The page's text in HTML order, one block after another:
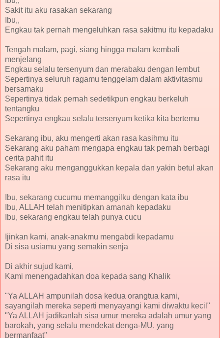
Sakit itu aku rasakan sekarang
Ibu,,
Engkau tak pernah mengeluhkan rasa sakitmu itu kepadaku
Tengah malam, pagi, siang hingga malam kembali
menjelang
Engkau selalu tersenyum dan merabaku dengan lembut
Sepertinya seluruh ragamu tenggelam dalam aktivitasmu
bersamaku
Sepertinya tidak pernah sedetikpun engkau berkeluh
tentangku
Sepertinya engkau selalu tersenyum ketika kita bertemu
Sekarang ibu, aku mengerti akan rasa kasihmu itu
Sekarang aku paham mengapa engkau tak pernah berbagi
cerita pahit itu
Sekarang aku menganggukkan kepala dan yakin betul akan
rasa itu
Ibu, sekarang cucumu memanggilku dengan kata ibu
Ibu, ALLAH telah menitipkan amanah kepadaku
Ibu, sekarang engkau telah punya cucu
Ijinkan kami, anak-anakmu mengabdi kepadamu
Di sisa usiamu yang semakin senja
Di akhir sujud kami,
Kami menengadahkan doa kepada sang Khalik
"Ya ALLAH ampunilah dosa kedua orangtua kami,
sayangilah mereka seperti menyayangi kami diwaktu kecil"
"Ya ALLAH jadikanlah sisa umur mereka adalah umur yang
barokah, yang selalu mendekat denga-MU, yang
bermanfaat"